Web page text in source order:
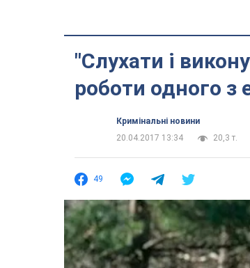
"Слухати і
роботи одного з
Кримінальні новини
20.04.2017 13:34
20,3 т.
49